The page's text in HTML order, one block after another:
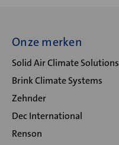
Onze merken
Solid Air Climate Solutions
Brink Climate Systems
Zehnder
Dec International
Renson